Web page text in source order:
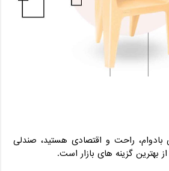
راحت و اقتصادی هستید، صندلی